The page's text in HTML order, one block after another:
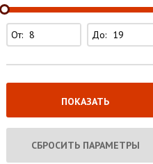
От: До: